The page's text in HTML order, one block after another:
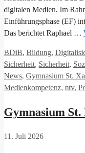
digitalen Medien. Im
Einführungsphase (EF)
Das berichtet Raphael …
Kategorien
BDiB, Bildung,
Sicherheit, Sicherheit,
News, Gymnasium St.
Medienkompetenz, ntv,
Gymnasium St.
11. Juli 2026